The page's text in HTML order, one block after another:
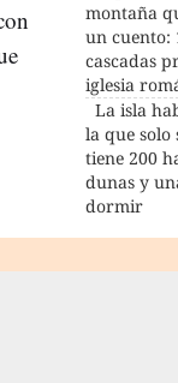
montaña
un cuento:
cascadas
iglesia
La isla
la que solo
tiene 200
dunas y
dormir